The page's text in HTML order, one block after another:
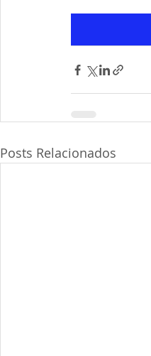
Posts Relacionados